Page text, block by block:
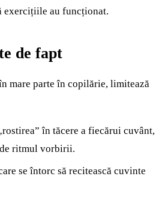
exercițiile au funcționat.
de fapt
mare parte în copilărie, limitează
în tăcere a fiecărui cuvânt,
ritmul vorbirii.
se întorc să recitească cuvinte